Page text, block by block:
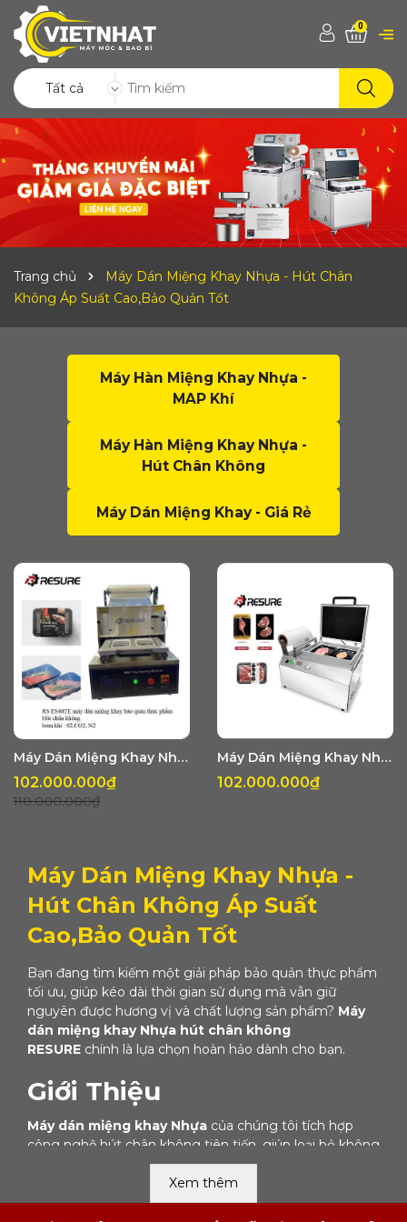
Tất cả
0
Trang chủ
Máy Dán Miệng Khay Nhựa - Hút Chân
Không Áp Suất Cao,Bảo Quản Tốt
Máy Hàn Miệng Khay Nhựa -
MAP Khí
Máy Hàn Miệng Khay Nhựa -
Hút Chân Không
Máy Dán Miệng Khay - Giá Rẻ
Máy Dán Miệng Khay Nhựa Tự Động Kèm Hút Chân Không Hoặc MAP Khí RS ES40TE
102.000.000₫
110.000.000₫
Máy Dán Miệng Khay Nhựa Kèm Hút Chân Không Hoặc MAP Khí DQ240
102.000.000₫
Máy Dán Miệng Khay Nhựa -
Hút Chân Không Áp Suất
Cao,Bảo Quản Tốt
Bạn đang tìm kiếm một giải pháp bảo quản thực phẩm
tối ưu, giúp kéo dài thời gian sử dụng mà vẫn giữ
nguyên được hương vị và chất lượng sản phẩm? Máy
dán miệng khay Nhựa hút chân không
RESURE chính là lựa chọn hoàn hảo dành cho bạn.
Giới Thiệu
Máy dán miệng khay Nhựa của chúng tôi tích hợp
công nghệ hút chân không tiên tiến, giúp loại bỏ không
khí bên trong khay, ngăn chặn sự phát triển của vi
khuẩn và nấm mốc, từ đó bảo quản thực phẩm lâu hơn
gấp nhiều lần so với các phương pháp thông thường.
Xem thêm